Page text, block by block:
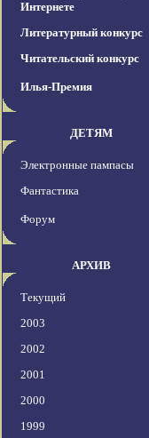
Интернете
Литературный конкурс
Читательский конкурс
Илья-Премия
ДЕТЯМ
Электронные пампасы
Фантастика
Форум
АРХИВ
Текущий
2003
2002
2001
2000
1999